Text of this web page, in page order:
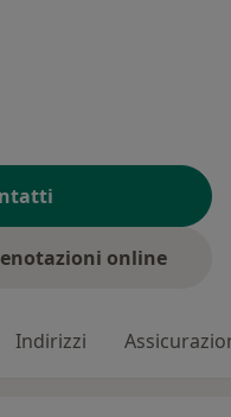
online
Indirizzi